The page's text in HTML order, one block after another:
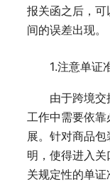
报关函之后，
间的误差出现。
1.注意单证
由于跨境
工作中需要依
展。针对商品
明，使得进入
关规定性的单